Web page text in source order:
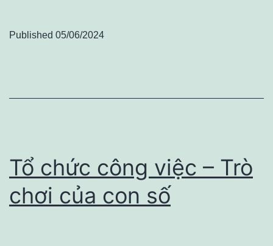
Published 05/06/2024
Tổ chức công việc – Trò
chơi của con số